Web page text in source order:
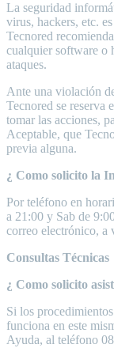
La seguridad
virus, hackers, etc.
Tecnored
cualquier software o
ataques.
Ante una violación
Tecnored se reserva
tomar las acciones,
Aceptable, que
previa alguna.
¿ Como solicito la
Por teléfono en
a 21:00 y Sab de
correo electrónico, a
Consultas Técnicas
¿ Como solicito
Si los
funciona en este
Ayuda, al teléfono